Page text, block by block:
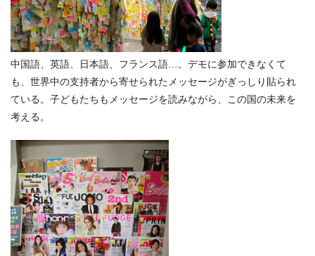
中国語、英語、日本語、フランス語…。デモに参加できなくて
も、世界中の支持者から寄せられたメッセージがぎっしり貼られ
ている。子どもたちもメッセージを読みながら、この国の未来を
考える。